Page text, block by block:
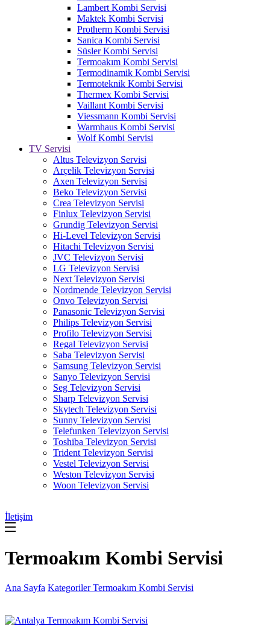
Lambert Kombi Servisi
Maktek Kombi Servisi
Protherm Kombi Servisi
Sanica Kombi Servisi
Süsler Kombi Servisi
Termoakım Kombi Servisi
Termodinamik Kombi Servisi
Termoteknik Kombi Servisi
Thermex Kombi Servisi
Vaillant Kombi Servisi
Viessmann Kombi Servisi
Warmhaus Kombi Servisi
Wolf Kombi Servisi
TV Servisi
Altus Televizyon Servisi
Arçelik Televizyon Servisi
Axen Televizyon Servisi
Beko Televizyon Servisi
Crea Televizyon Servisi
Finlux Televizyon Servisi
Grundig Televizyon Servisi
Hi-Level Televizyon Servisi
Hitachi Televizyon Servisi
JVC Televizyon Servisi
LG Televizyon Servisi
Next Televizyon Servisi
Nordmende Televizyon Servisi
Onvo Televizyon Servisi
Panasonic Televizyon Servisi
Philips Televizyon Servisi
Profilo Televizyon Servisi
Regal Televizyon Servisi
Saba Televizyon Servisi
Samsung Televizyon Servisi
Sanyo Televizyon Servisi
Seg Televizyon Servisi
Sharp Televizyon Servisi
Skytech Televizyon Servisi
Sunny Televizyon Servisi
Telefunken Televizyon Servisi
Toshiba Televizyon Servisi
Trident Televizyon Servisi
Vestel Televizyon Servisi
Weston Televizyon Servisi
Woon Televizyon Servisi
İletişim
Termoakım Kombi Servisi
Ana Sayfa KategorilerTermoakım Kombi Servisi